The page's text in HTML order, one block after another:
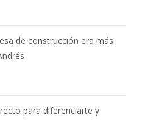
de construcción era más
para diferenciarte y